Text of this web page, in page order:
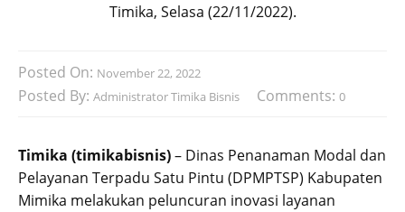
Timika, Selasa (22/11/2022).
Posted On: November 22, 2022
Posted By: Administrator Timika Bisnis Comments: 0
Timika (timikabisnis)– Dinas Penanaman Modal dan
Pelayanan Terpadu Satu Pintu (DPMPTSP) Kabupaten
Mimika melakukan peluncuran inovasi layanan